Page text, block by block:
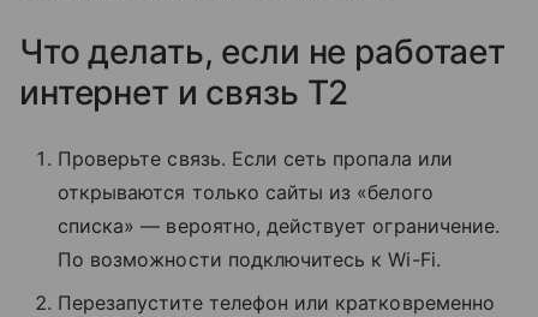
Что делать, если не работает
интернет и связь T2
Проверьте связь. Если сеть пропала или
открываются только сайты из «белого
списка» — вероятно, действует ограничение.
По возможности подключитесь к Wi-Fi.
Перезапустите телефон или кратковременно